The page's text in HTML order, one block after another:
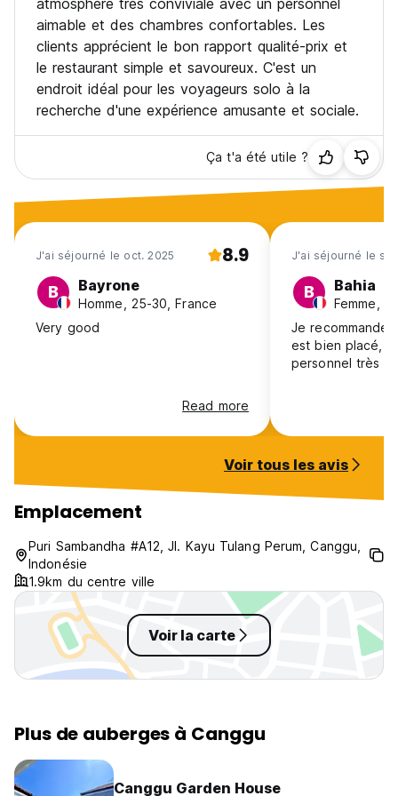
N'utilisez pas l'espace et les biens des autres colocataires.
Ne changez pas du lit qui vous est attribué.
Pas de chaussures dans la chambre (règle pour chambre
dortoir).
Pour votre commodité, nous avons fourni des casiers
(veuillez garder vos objets de valeur verrouillés à tout
ou de perte d'effets personnels.
Les visiteurs non résidents ne sont strictement pas
dans un espace commun (restaurant, piscine et espace
billard).
Il est totalement interdit de fumer dans les chambres, la
réception et le restaurant. (Auto-translated from original
language)
atmosphère très conviviale avec un personnel
aimable et des chambres confortables. Les
clients apprécient le bon rapport qualité-prix et
le restaurant simple et savoureux. C'est un
endroit idéal pour les voyageurs solo à la
recherche d'une expérience amusante et sociale.
Ça t'a été utile ?
J'ai séjourné le oct. 2025 8.9
B Bayrone
Homme, 25-30, France
Very good
Read more
J'ai séjourné le
B Bahia
Femme,
Je recommande
est bien placé,
personnel très
Voir tous les avis
Emplacement
Puri Sambandha #A12, Jl. Kayu Tulang Perum, Canggu,
Indonésie
1.9km du centre ville
Voir la carte
Plus de auberges à Canggu
Canggu Garden House